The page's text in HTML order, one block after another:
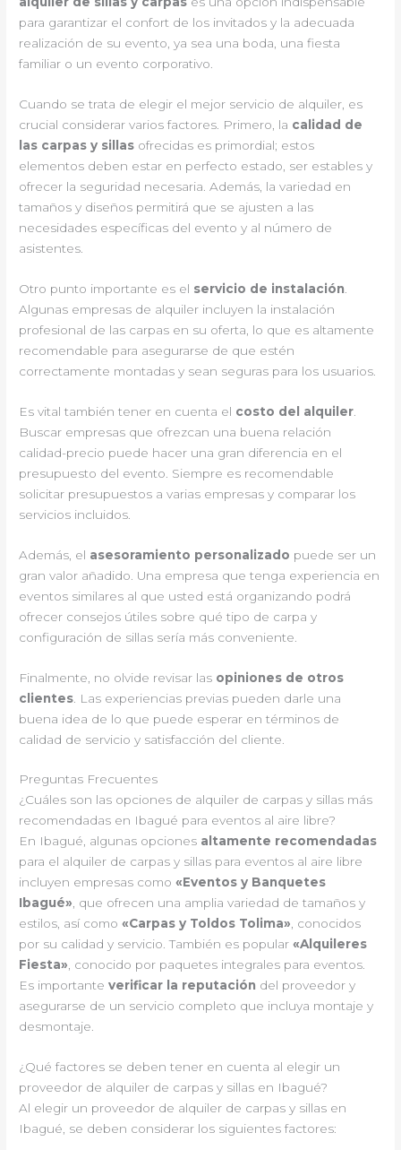
para garantizar el confort de los invitados y la adecuada
realización de su evento, ya sea una boda, una fiesta
familiar o un evento corporativo.
Cuando se trata de elegir el mejor servicio de alquiler, es
crucial considerar varios factores. Primero, la calidad de
las carpas y sillas ofrecidas es primordial; estos
elementos deben estar en perfecto estado, ser estables y
ofrecer la seguridad necesaria. Además, la variedad en
tamaños y diseños permitirá que se ajusten a las
necesidades específicas del evento y al número de
asistentes.
Otro punto importante es el servicio de instalación
Algunas empresas de alquiler incluyen la instalación
profesional de las carpas en su oferta, lo que es altamente
recomendable para asegurarse de que estén
correctamente montadas y sean seguras para los usuarios.
Es vital también tener en cuenta el costo del alquiler
Buscar empresas que ofrezcan una buena relación
calidad-precio puede hacer una gran diferencia en el
presupuesto del evento. Siempre es recomendable
solicitar presupuestos a varias empresas y comparar los
servicios incluidos.
Además, el asesoramiento personalizado puede ser un
gran valor añadido. Una empresa que tenga experiencia en
eventos similares al que usted está organizando podrá
ofrecer consejos útiles sobre qué tipo de carpa y
configuración de sillas sería más conveniente.
Finalmente, no olvide revisar las opiniones de otros
clientes . Las experiencias previas pueden darle una
buena idea de lo que puede esperar en términos de
calidad de servicio y satisfacción del cliente.
Preguntas Frecuentes
¿Cuáles son las opciones de alquiler de carpas y sillas más
recomendadas en Ibagué para eventos al aire libre?
En Ibagué, algunas opciones altamente recomendadas
para el alquiler de carpas y sillas para eventos al aire libre
incluyen empresas como«Eventos y Banquetes
Ibagué», que ofrecen una amplia variedad de tamaños y
estilos, así como«Carpas y Toldos Tolima», conocidos
por su calidad y servicio. También es popular«Alquileres
Fiesta», conocido por paquetes integrales para eventos.
Es importanteverificar la reputación del proveedor y
asegurarse de un servicio completo que incluya montaje y
desmontaje.
¿Qué factores se deben tener en cuenta al elegir un
proveedor de alquiler de carpas y sillas en Ibagué?
Al elegir un proveedor de alquiler de carpas y sillas en
Ibagué, se deben considerar los siguientes factores: